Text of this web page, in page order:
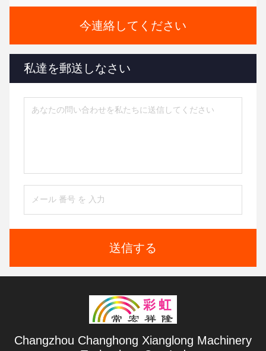
今連絡してください
私達を郵送しなさい
送信する
Changzhou Changhong Xianglong Machinery